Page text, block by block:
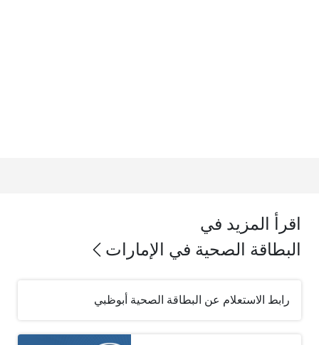
اقرأ المزيد في
البطاقة الصحية في الإمارات
رابط الاستعلام عن البطاقة الصحية أبوظبي